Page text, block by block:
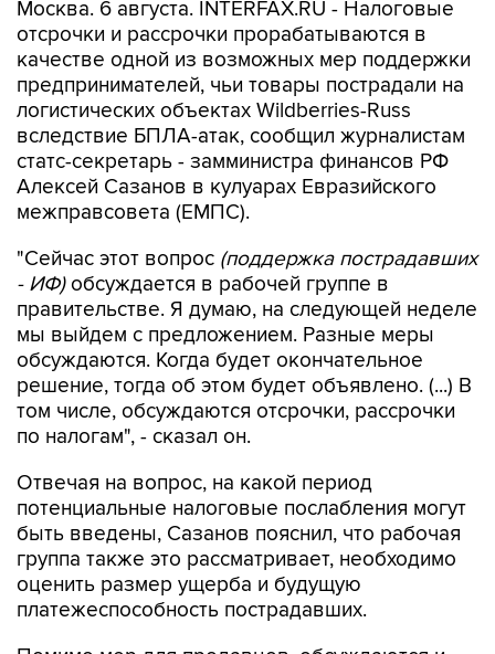
качестве одной из возможных мер поддержки
предпринимателей, чьи товары пострадали на
логистических объектах Wildberries-Russ
вследствие БПЛА-атак, сообщил журналистам
статс-секретарь - замминистра финансов РФ
Алексей Сазанов в кулуарах Евразийского
межправсовета (ЕМПС).
"Сейчас этот вопрос(поддержка пострадавших
правительстве. Я думаю, на следующей неделе
мы выйдем с предложением. Разные меры
обсуждаются. Когда будет окончательное
решение, тогда об этом будет объявлено. (...) В
том числе, обсуждаются отсрочки, рассрочки
по налогам", - сказал он.
Отвечая на вопрос, на какой период
быть введены, Сазанов пояснил, что рабочая
группа также это рассматривает, необходимо
оценить размер ущерба и будущую
платежеспособность пострадавших.
Помимо мер для продавцов, обсуждаются и